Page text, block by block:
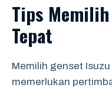
Tips
Tepat
Memilih genset
memerlukan